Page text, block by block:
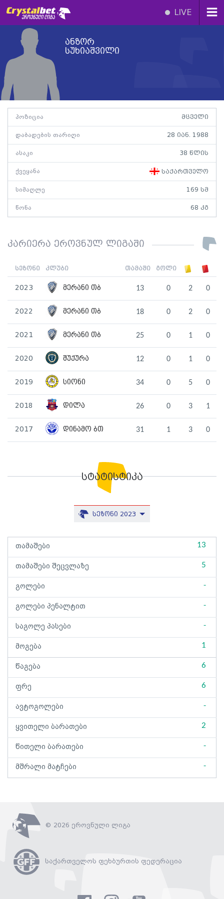
LIVE
ანზორ
სუხიაშვილი
პოზიცია მცველი
დაბადების თარიღი 28 იან. 1988
ასაკი 38 წლის
ქვეყანა საქართველო
სიმაღლე 169 სმ
წონა 68 კგ
კარიერა ეროვნულ ლიგაში
სეზონი კლუბი თამაში გოლი
2023 მერანი თბ 13 0 2 0
2022 მერანი თბ 18 0 2 0
2021 მერანი თბ 25 0 1 0
2020 შუქურა 12 0 1 0
2019 სიონი 34 0 5 0
2018 დილა 26 0 3 1
2017 დინამო ბთ 31 1 3 0
სტატისტიკა
სეზონი 2023
თამაშები 13
თამაშები შეცვლაზე 5
გოლები -
გოლები პენალტით -
საგოლე პასები -
მოგება 1
წაგება 6
ფრე 6
ავტოგოლები -
ყვითელი ბარათები 2
წითელი ბარათები -
მშრალი მატჩები -
© 2026 ეროვნული ლიგა
საქართველოს ფეხბურთის ფედერაცია